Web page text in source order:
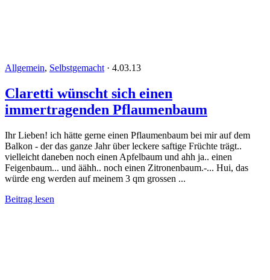
Allgemein, Selbstgemacht · 4.03.13
Claretti wünscht sich einen
immertragenden Pflaumenbaum
Ihr Lieben! ich hätte gerne einen Pflaumenbaum bei mir auf dem
Balkon - der das ganze Jahr über leckere saftige Früchte trägt..
vielleicht daneben noch einen Apfelbaum und ahh ja.. einen
Feigenbaum... und äähh.. noch einen Zitronenbaum.-... Hui, das
würde eng werden auf meinem 3 qm grossen ...
Beitrag lesen